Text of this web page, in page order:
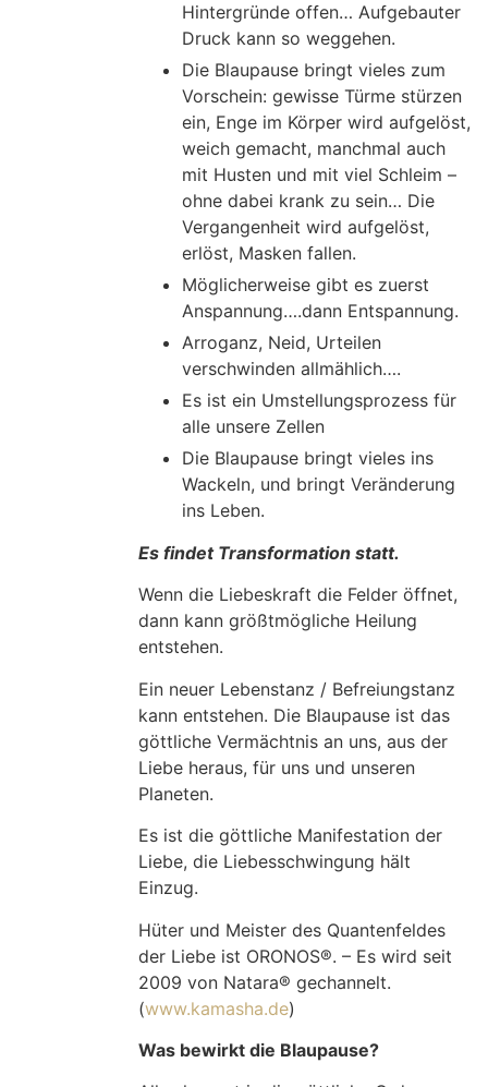
Hintergründe offen… Aufgebauter
Druck kann so weggehen.
Die Blaupause bringt vieles zum
Vorschein: gewisse Türme stürzen
ein, Enge im Körper wird aufgelöst,
weich gemacht, manchmal auch
mit Husten und mit viel Schleim –
ohne dabei krank zu sein… Die
Vergangenheit wird aufgelöst,
erlöst, Masken fallen.
Möglicherweise gibt es zuerst
Anspannung….dann Entspannung.
Arroganz, Neid, Urteilen
verschwinden allmählich….
Es ist ein Umstellungsprozess für
alle unsere Zellen
Die Blaupause bringt vieles ins
Wackeln, und bringt Veränderung
ins Leben.
Es findet Transformation statt.
Wenn die Liebeskraft die Felder öffnet,
dann kann größtmögliche Heilung
entstehen.
Ein neuer Lebenstanz / Befreiungstanz
kann entstehen. Die Blaupause ist das
göttliche Vermächtnis an uns, aus der
Liebe heraus, für uns und unseren
Planeten.
Es ist die göttliche Manifestation der
Liebe, die Liebesschwingung hält
Einzug.
Hüter und Meister des Quantenfeldes
der Liebe ist ORONOS®. – Es wird seit
2009 von Natara® gechannelt.
(www.kamasha.de)
Was bewirkt die Blaupause?